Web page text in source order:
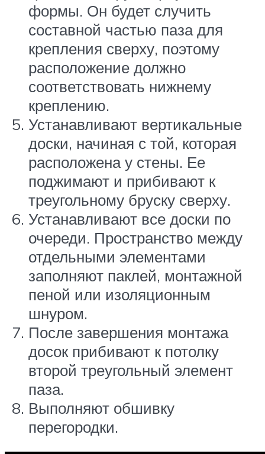
формы. Он будет случить
составной частью паза для
крепления сверху, поэтому
расположение должно
соответствовать нижнему
креплению.
Устанавливают вертикальные
доски, начиная с той, которая
расположена у стены. Ее
поджимают и прибивают к
треугольному бруску сверху.
Устанавливают все доски по
очереди. Пространство между
отдельными элементами
заполняют паклей, монтажной
пеной или изоляционным
шнуром.
После завершения монтажа
досок прибивают к потолку
второй треугольный элемент
паза.
Выполняют обшивку
перегородки.